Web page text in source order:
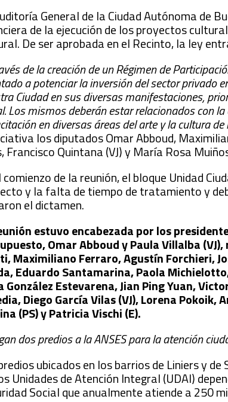
General de la Ciudad Autónoma de
de la ejecución de los proyectos
De ser aprobada en el Recinto, la ley
de la creación de un Régimen de
a potenciar la inversión del sector privado
Ciudad en sus diversas manifestaciones,
Los mismos deberán estar relacionados con
en diversas áreas del arte y la cultura
los diputados Omar Abboud,
Francisco Quintana (VJ) y María Rosa
comienzo de la reunión, el bloque Unidad
y la falta de tiempo de tratamiento y
el dictamen.
estuvo encabezada por los
Omar Abboud y Paula Villalba
Maximiliano Ferraro, Agustín Forchieri,
Eduardo Santamarina, Paola
González Estevarena, Jian Ping Yuan,
Diego García Vilas (VJ), Lorena Pokoik,
(PS) y Patricia Vischi (E).
dos predios a la ANSES para la atención
ubicados en los barrios de Liniers y
Unidades de Atención Integral (UDAI)
Social que anualmente atiende a 250